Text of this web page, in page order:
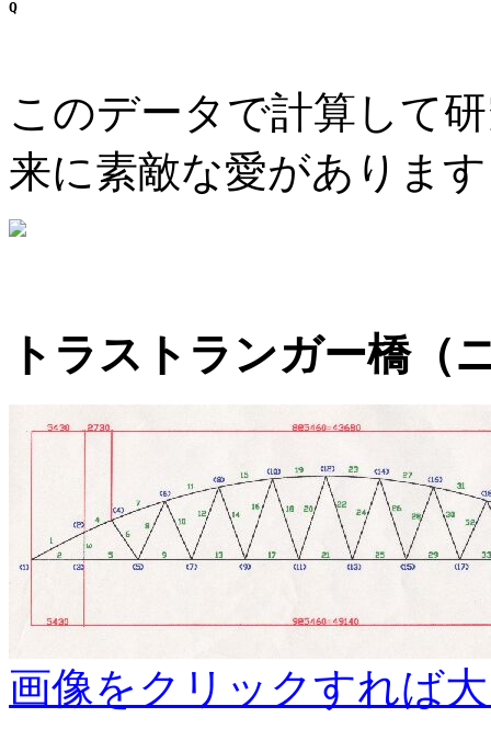
このデータで計算して
来に素敵な愛がありま
トラストランガー橋（
画像をクリックすれば